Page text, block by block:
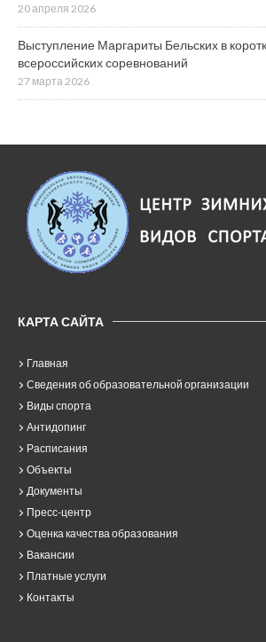
20 апреля 2026
Выступление Маргариты Бельских в
всероссийских соревнований
27 марта 2026
КАРТА САЙТА
Главная
Сведения об образовательной организации
Виды спорта
Антидопинг
Расписания
Объекты
Документы
Пресс-центр
Оценка качества образования
Вакансии
Платные услуги
Контакты